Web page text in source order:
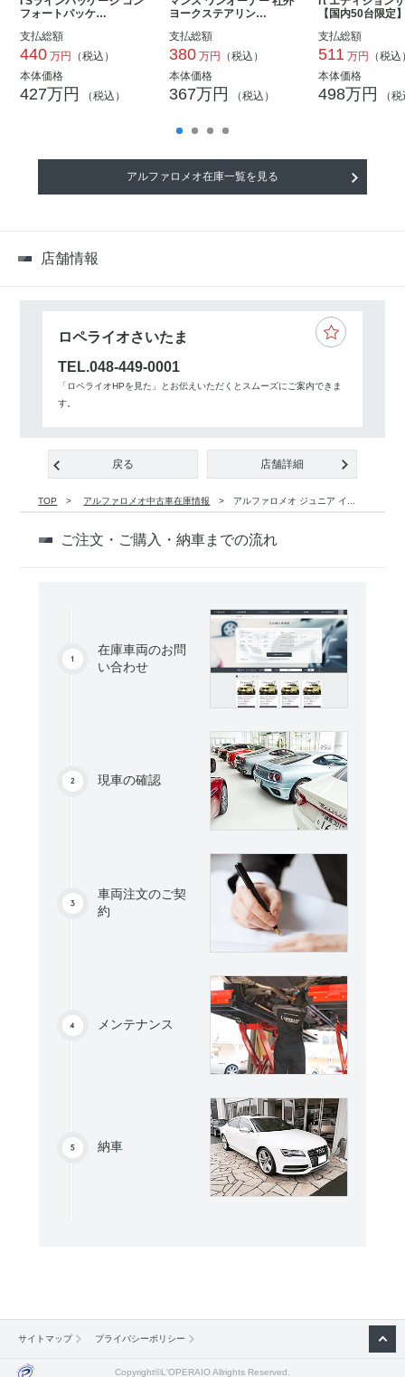
フォートパッケ…
支払総額
440 万円
（税込）
本体価格
427万円 （税込）
ヨークステアリン…
支払総額
380 万円
（税込）
本体価格
367万円 （税込）
【国内50台限定
支払総額
511 万円
（税
本体価格
498万円 （
アルファロメオ在庫一覧を見る
店舗情報
ロペライオさいたま
TEL.048-449-0001
「ロペライオHPを見た」とお伝えいただくとスムーズにご案内できま
す。
戻る 店舗詳細
TOP アルファロメオ中古車在庫情報 アルファロメオ ジュニア イ...
ご注文・ご購入・納車までの流れ
在庫車両のお問
い合わせ
現車の確認
車両注文のご契
約
メンテナンス
納車
サイトマップ プライバシーポリシー
Copyright©L'OPERAIO Allrights Reserved.